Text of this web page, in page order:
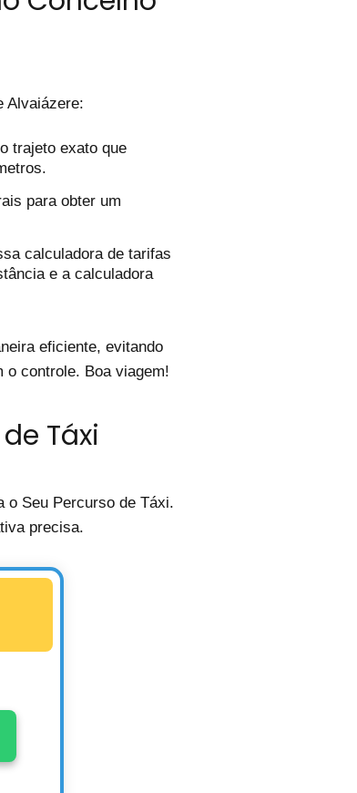
Alvaiázere:
trajeto exato que
para obter um
calculadora de tarifas
e a calculadora
eficiente, evitando
o controle. Boa viagem!
Táxi
o Seu Percurso de Táxi.
precisa.